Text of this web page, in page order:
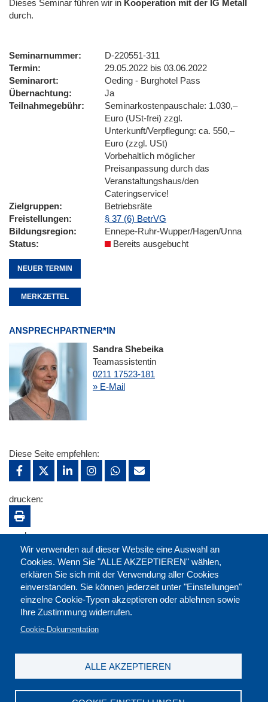
Dieses Seminar führen wir in Kooperation mit der IG Metall
durch.
Seminarnummer
D-220551-311
Termin
29.05.2022 bis 03.06.2022
Seminarort
Oeding - Burghotel Pass
Übernachtung
Ja
Teilnahmegebühr
Seminarkostenpauschale: 1.030,–
Euro (USt-frei) zzgl.
Unterkunft/Verpflegung: ca. 550,–
Euro (zzgl. USt)
Vorbehaltlich möglicher
Preisanpassung durch das
Veranstaltungshaus/den
Cateringservice!
Zielgruppen
Betriebsräte
Freistellungen
§ 37 (6) BetrVG
Bildungsregion
Ennepe-Ruhr-Wupper/Hagen/Unna
Status
Bereits ausgebucht
NEUER TERMIN
MERKZETTEL
ANSPRECHPARTNER*IN
Sandra Shebeika
Teamassistentin
0211 17523-181
» E-Mail
Wir verwenden auf dieser Website eine Auswahl an
Cookies. Wenn Sie "ALLE AKZEPTIEREN" wählen,
erklären Sie sich mit der Verwendung aller Cookies
einverstanden. Sie können jederzeit unter "Einstellungen"
einzelne Cookie-Typen akzeptieren oder ablehnen sowie
Ihre Zustimmung widerrufen.
Cookie-Dokumentation
ALLE AKZEPTIEREN
Diese Seite empfehlen:
drucken:
merken: